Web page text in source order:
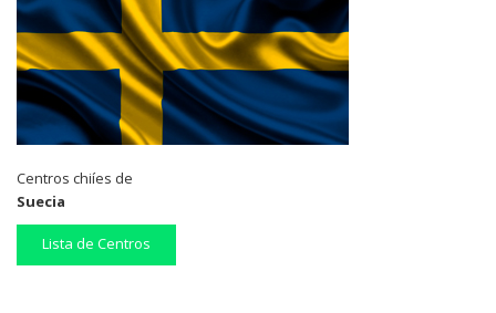
Centros chiíes de
Suecia
Lista de Centros